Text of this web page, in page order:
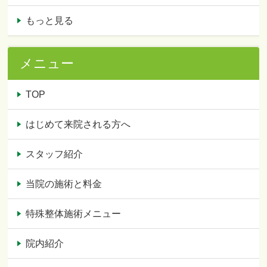
もっと見る
メニュー
TOP
はじめて来院される方へ
スタッフ紹介
当院の施術と料金
特殊整体施術メニュー
院内紹介